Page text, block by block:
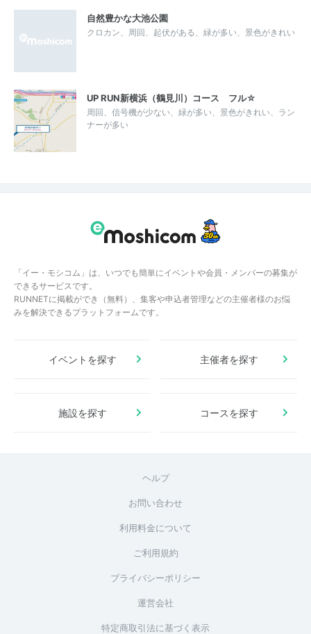
自然豊かな大池公園
クロカン、周回、起伏がある、緑が多い、景色がきれい
UP RUN新横浜（鶴見川）コース フル☆
周回、信号機が少ない、緑が多い、景色がきれい、ラン
ナーが多い
「イー・モシコム」は、いつでも簡単にイベントや会員・メンバーの募集が
できるサービスです。
RUNNETに掲載ができ（無料）、集客や申込者管理などの主催者様のお悩
みを解決できるプラットフォームです。
イベントを探す 主催者を探す
施設を探す コースを探す
ヘルプ
お問い合わせ
利用料金について
ご利用規約
プライバシーポリシー
運営会社
特定商取引法に基づく表示